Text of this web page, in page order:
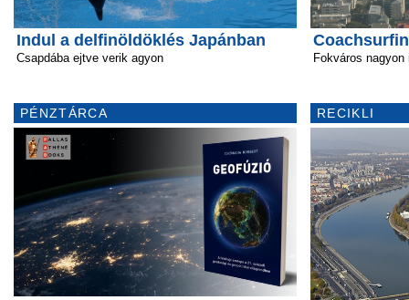
Indul a delfinöldöklés Japánban
Csapdába ejtve verik agyon
PÉNZTÁRCA
Fokváros
RECIKLI